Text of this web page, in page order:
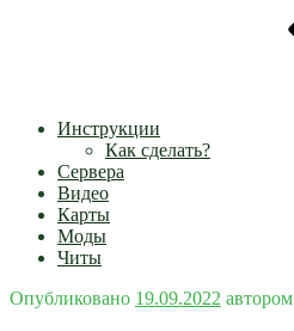
Инструкции
Как сделать?
Сервера
Видео
Карты
Моды
Читы
Опубликовано 19.09.2022 автором